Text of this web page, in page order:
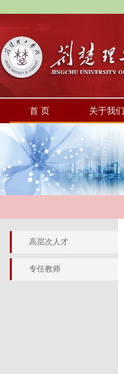
首 页 关于我们
高层次人才
专任教师